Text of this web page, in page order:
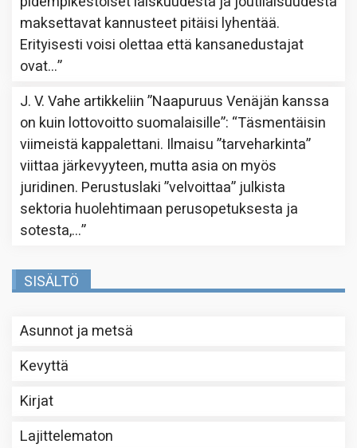
maksettavat kannusteet pitäisi lyhentää.
Erityisesti voisi olettaa että kansanedustajat
ovat…”
J. V. Vahe artikkeliin”Naapuruus Venäjän kanssa
on kuin lottovoitto suomalaisille”: “Täsmentäisin
viimeistä kappalettani. Ilmaisu ”tarveharkinta”
viittaa järkevyyteen, mutta asia on myös
juridinen. Perustuslaki ”velvoittaa” julkista
sektoria huolehtimaan perusopetuksesta ja
sotesta,…”
SISÄLTÖ
Asunnot ja metsä
Kevyttä
Kirjat
Lajittelematon